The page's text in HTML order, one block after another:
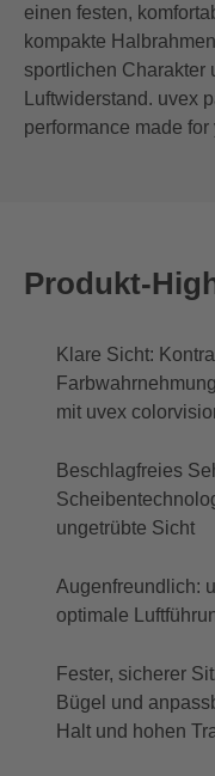
einen festen,
kompakte
sportlichen Charakter
Luftwiderstand. uvex
performance made for
Produkt-
Klare Sicht:
mit uvex
Beschlagfreies
ungetrübte Sicht
Augenfreundlich:
optimale
Fester, sicherer
Bügel und
Halt und hohen